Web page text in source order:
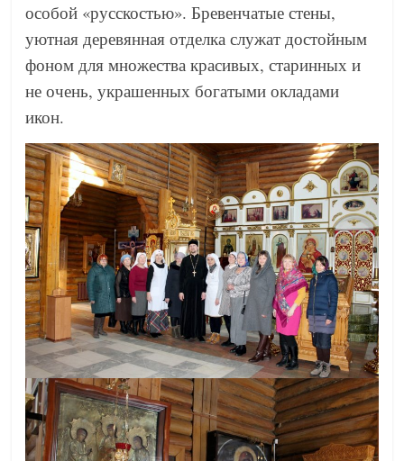
особой «русскостью». Бревенчатые стены,
уютная деревянная отделка служат достойным
фоном для множества красивых, старинных и
не очень, украшенных богатыми окладами
икон.